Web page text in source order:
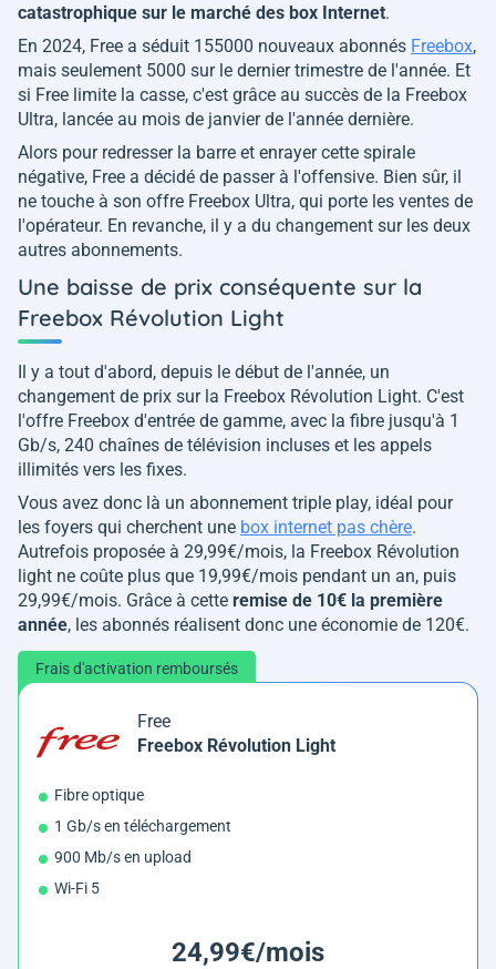
catastrophique sur le marché des box Internet.
En 2024, Free a séduit 155000 nouveaux abonnés Freebox,
mais seulement 5000 sur le dernier trimestre de l'année. Et
si Free limite la casse, c'est grâce au succès de la Freebox
Ultra, lancée au mois de janvier de l'année dernière.
Alors pour redresser la barre et enrayer cette spirale
négative, Free a décidé de passer à l'offensive. Bien sûr, il
ne touche à son offre Freebox Ultra, qui porte les ventes de
l'opérateur. En revanche, il y a du changement sur les deux
autres abonnements.
Une baisse de prix conséquente sur la
Freebox Révolution Light
Il y a tout d'abord, depuis le début de l'année, un
changement de prix sur la Freebox Révolution Light. C'est
l'offre Freebox d'entrée de gamme, avec la fibre jusqu'à 1
Gb/s, 240 chaînes de télévision incluses et les appels
illimités vers les fixes.
Vous avez donc là un abonnement triple play, idéal pour
les foyers qui cherchent une box internet pas chère.
Autrefois proposée à 29,99€/mois, la Freebox Révolution
light ne coûte plus que 19,99€/mois pendant un an, puis
29,99€/mois. Grâce à cette remise de 10€ la première
année, les abonnés réalisent donc une économie de 120€.
Frais d'activation remboursés
Free
Freebox Révolution Light
Fibre optique
1 Gb/s en téléchargement
900 Mb/s en upload
Wi-Fi 5
24,99€/mois